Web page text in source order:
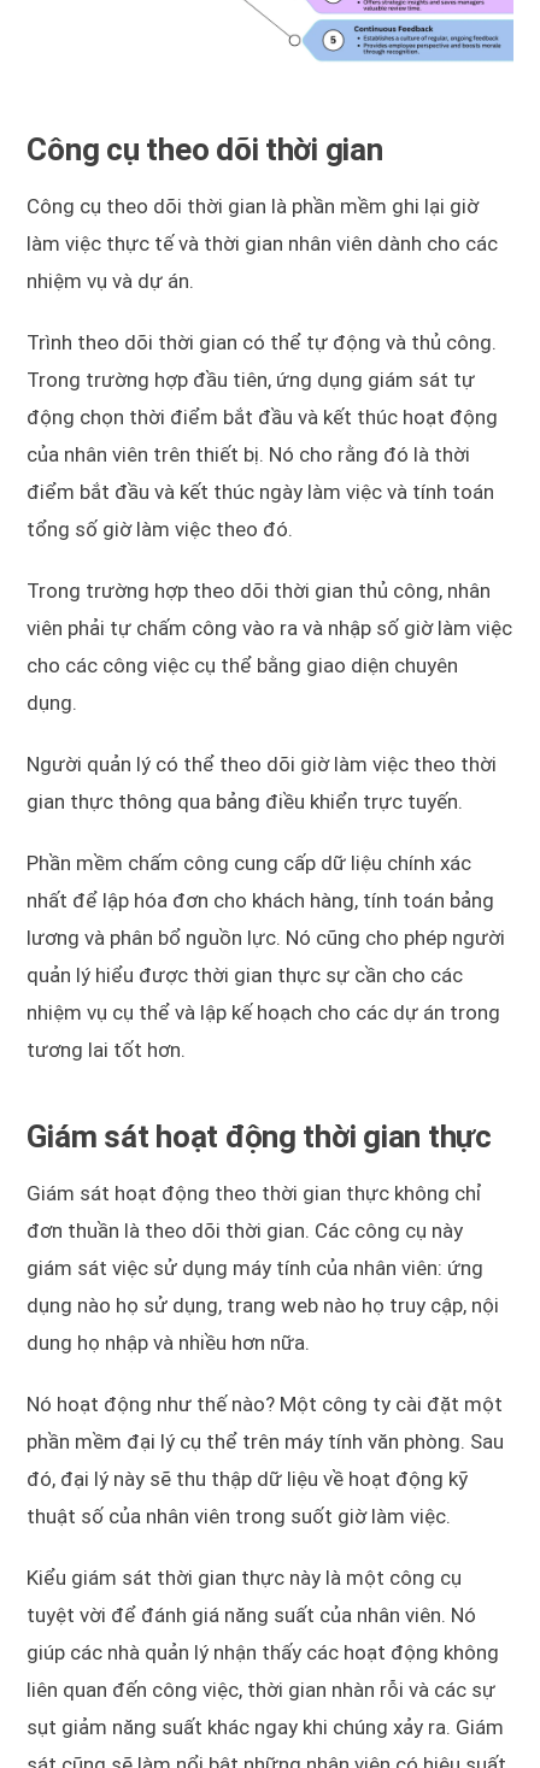
Công cụ theo dõi thời gian
Công cụ theo dõi thời gian là phần mềm ghi lại giờ
làm việc thực tế và thời gian nhân viên dành cho các
nhiệm vụ và dự án.
Trình theo dõi thời gian có thể tự động và thủ công.
Trong trường hợp đầu tiên, ứng dụng giám sát tự
động chọn thời điểm bắt đầu và kết thúc hoạt động
của nhân viên trên thiết bị. Nó cho rằng đó là thời
điểm bắt đầu và kết thúc ngày làm việc và tính toán
tổng số giờ làm việc theo đó.
Trong trường hợp theo dõi thời gian thủ công, nhân
viên phải tự chấm công vào ra và nhập số giờ làm việc
cho các công việc cụ thể bằng giao diện chuyên
dụng.
Người quản lý có thể theo dõi giờ làm việc theo thời
gian thực thông qua bảng điều khiển trực tuyến.
Phần mềm chấm công cung cấp dữ liệu chính xác
nhất để lập hóa đơn cho khách hàng, tính toán bảng
lương và phân bổ nguồn lực. Nó cũng cho phép người
quản lý hiểu được thời gian thực sự cần cho các
nhiệm vụ cụ thể và lập kế hoạch cho các dự án trong
tương lai tốt hơn.
Giám sát hoạt động thời gian thực
Giám sát hoạt động theo thời gian thực không chỉ
đơn thuần là theo dõi thời gian. Các công cụ này
giám sát việc sử dụng máy tính của nhân viên: ứng
dụng nào họ sử dụng, trang web nào họ truy cập, nội
dung họ nhập và nhiều hơn nữa.
Nó hoạt động như thế nào? Một công ty cài đặt một
phần mềm đại lý cụ thể trên máy tính văn phòng. Sau
đó, đại lý này sẽ thu thập dữ liệu về hoạt động kỹ
thuật số của nhân viên trong suốt giờ làm việc.
Kiểu giám sát thời gian thực này là một công cụ
tuyệt vời để đánh giá năng suất của nhân viên. Nó
giúp các nhà quản lý nhận thấy các hoạt động không
liên quan đến công việc, thời gian nhàn rỗi và các sự
sụt giảm năng suất khác ngay khi chúng xảy ra. Giám